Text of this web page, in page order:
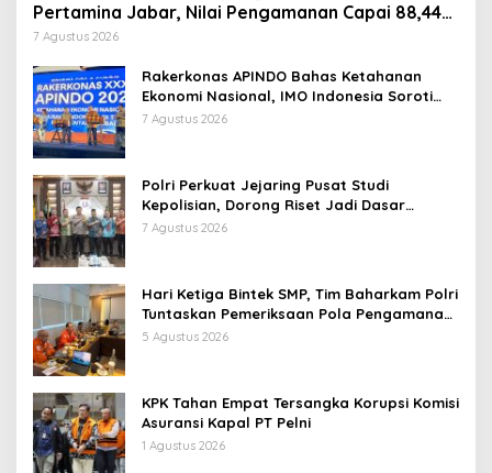
Pertamina Jabar, Nilai Pengamanan Capai 88,44
Persen
7 Agustus 2026
Rakerkonas APINDO Bahas Ketahanan
Ekonomi Nasional, IMO Indonesia Soroti
Pentingnya Kolaborasi Lintas Sektor
7 Agustus 2026
Polri Perkuat Jejaring Pusat Studi
Kepolisian, Dorong Riset Jadi Dasar
Kebijakan dan Inovasi
7 Agustus 2026
Hari Ketiga Bintek SMP, Tim Baharkam Polri
Tuntaskan Pemeriksaan Pola Pengamanan
Pertamina Patra Niaga Jabar
5 Agustus 2026
KPK Tahan Empat Tersangka Korupsi Komisi
Asuransi Kapal PT Pelni
1 Agustus 2026